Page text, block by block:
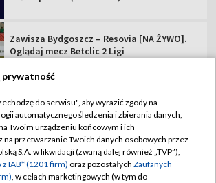
Abonament TVP
Sklep TVP
Biuro Reklamy
Regulamin TVP
Polityka prywatności
Moje zgody
prywatność
do serwisu", aby wyrazić zgody na
automatycznego śledzenia i zbierania danych,
Twoim urządzeniu końcowym i ich
przetwarzanie Twoich danych osobowych przez
S.A. w likwidacji (zwaną dalej również „TVP”),
IAB* (1201 firm) oraz pozostałych Zaufanych
, w celach marketingowych (w tym do